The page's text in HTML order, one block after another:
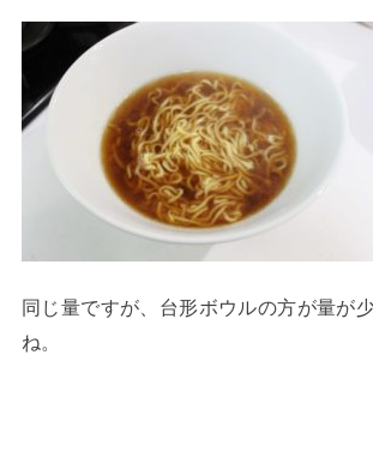
同じ量ですが、台形ボウルの方が量が
ね。